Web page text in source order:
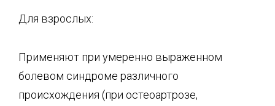
Для взрослых:
Применяют при умеренно выраженном
болевом синдроме различного
происхождения (при остеоартрозе,